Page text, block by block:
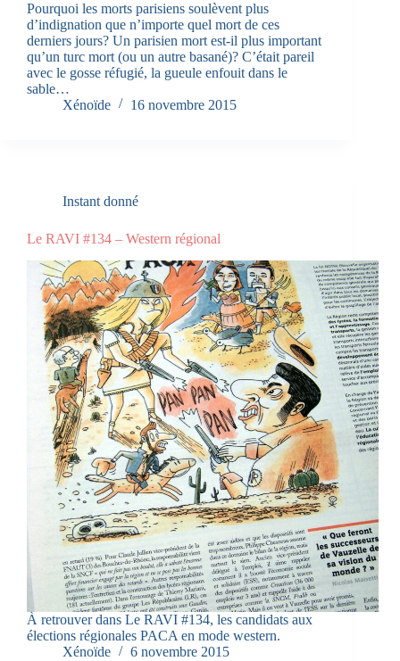
Pourquoi les morts parisiens soulèvent plus
d’indignation que n’importe quel mort de ces
derniers jours? Un parisien mort est-il plus important
qu’un turc mort (ou un autre basané)? C’était pareil
avec le gosse réfugié, la gueule enfouit dans le
sable…
Xénoïde
16 novembre 2015
Instant donné
Le RAVI #134 – Western régional
À retrouver dans Le RAVI #134, les candidats aux
élections régionales PACA en mode western.
Xénoïde
6 novembre 2015